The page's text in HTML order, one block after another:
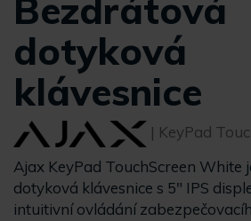
Bezdrátová
dotyková
klávesnice
| KeyPad
Ajax KeyPad TouchScreen White
dotyková klávesnice s 5" IPS
intuitivní ovládání